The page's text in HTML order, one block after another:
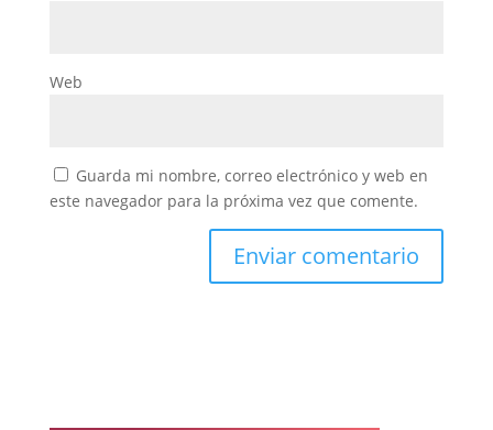
Web
Guarda mi nombre, correo electrónico y web en
este navegador para la próxima vez que comente.